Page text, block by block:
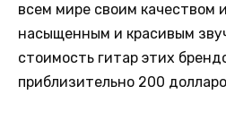
всем мире своим качеством
насыщенным и красивым
стоимость гитар этих
приблизительно 200